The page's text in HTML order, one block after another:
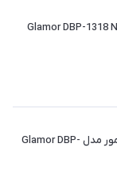
فشارسنج دیجیتال بازویی گلامور مدل Glamor DBP-